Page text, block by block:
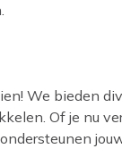
We bieden
Of je nu